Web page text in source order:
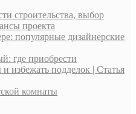
строительства, выбор
проекта
популярные дизайнерские
где приобрести
избежать подделок | Статья
комнаты